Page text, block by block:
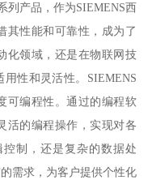
产品，作为SIEMENS西
其性能和可靠性，成为了
化领域，还是在物联网技
性和灵活性。SIEMENS
可编程性。通过的编程软
活的编程操作，实现对各
制，还是复杂的数据处
需求，为客户提供个性化